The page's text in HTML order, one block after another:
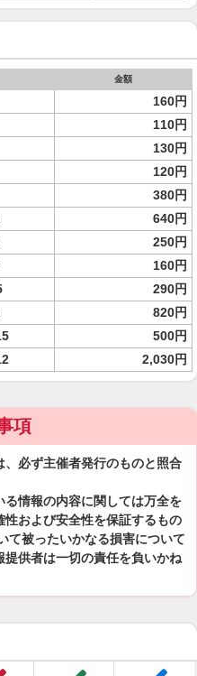
金額
160円
110円
130円
120円
380円
640円
250円
160円
290円
820円
500円
2,030円
項
必ず主催者発行のものと照合
情報の内容に関しては万全を
および安全性を保証するもの
て被ったいかなる損害について
供者は一切の責任を負いかね